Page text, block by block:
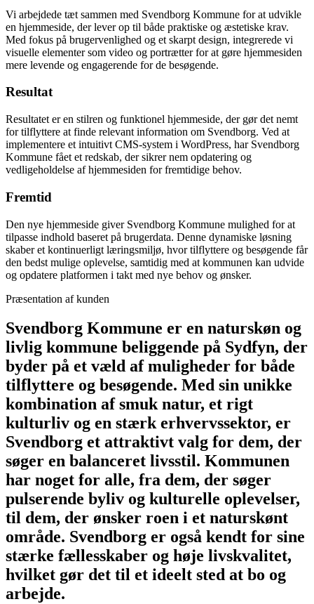
Vi arbejdede tæt sammen med Svendborg Kommune for at udvikle
en hjemmeside, der lever op til både praktiske og æstetiske krav.
Med fokus på brugervenlighed og et skarpt design, integrerede vi
visuelle elementer som video og portrætter for at gøre hjemmesiden
mere levende og engagerende for de besøgende.
Resultat
Resultatet er en stilren og funktionel hjemmeside, der gør det nemt
for tilflyttere at finde relevant information om Svendborg. Ved at
implementere et intuitivt CMS-system i WordPress, har Svendborg
Kommune fået et redskab, der sikrer nem opdatering og
vedligeholdelse af hjemmesiden for fremtidige behov.
Fremtid
Den nye hjemmeside giver Svendborg Kommune mulighed for at
tilpasse indhold baseret på brugerdata. Denne dynamiske løsning
skaber et kontinuerligt læringsmiljø, hvor tilflyttere og besøgende får
den bedst mulige oplevelse, samtidig med at kommunen kan udvide
og opdatere platformen i takt med nye behov og ønsker.
Præsentation af kunden
Svendborg Kommune er en naturskøn og
livlig kommune beliggende på Sydfyn, der
byder på et væld af muligheder for både
tilflyttere og besøgende. Med sin unikke
kombination af smuk natur, et rigt
kulturliv og en stærk erhvervssektor, er
Svendborg et attraktivt valg for dem, der
søger en balanceret livsstil. Kommunen
har noget for alle, fra dem, der søger
pulserende byliv og kulturelle oplevelser,
til dem, der ønsker roen i et naturskønt
område. Svendborg er også kendt for sine
stærke fællesskaber og høje livskvalitet,
hvilket gør det til et ideelt sted at bo og
arbejde.